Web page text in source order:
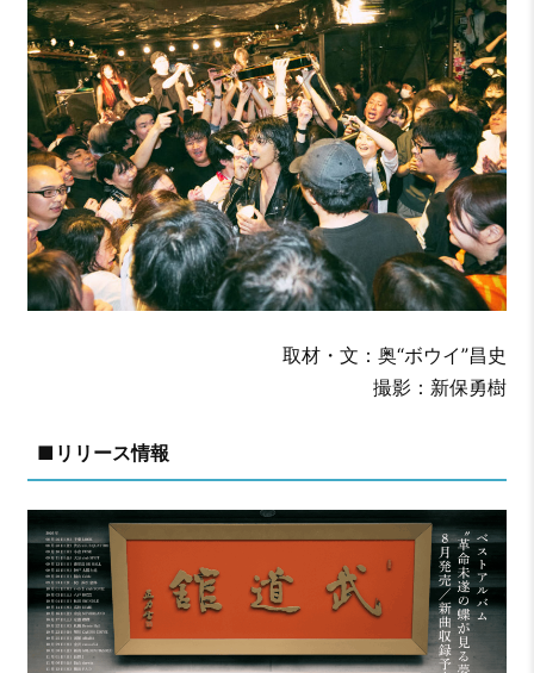
取材・文：奥“ボウイ”昌史
撮影：新保勇樹
■リリース情報